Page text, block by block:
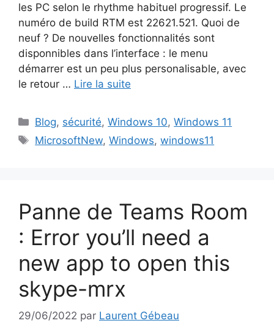
les PC selon le rhythme habituel progressif. Le
numéro de build RTM est 22621.521. Quoi de
neuf ? De nouvelles fonctionnalités sont
disponnibles dans l’interface : le menu
démarrer est un peu plus personalisable, avec
le retour … Lire la suite
Catégories
Blog, sécurité,Windows 10,Windows 11
Étiquettes
MicrosoftNew,Windows,windows11
Panne de Teams Room
: Error you’ll need a
new app to open this
skype-mrx
29/06/2022 par Laurent Gébeau